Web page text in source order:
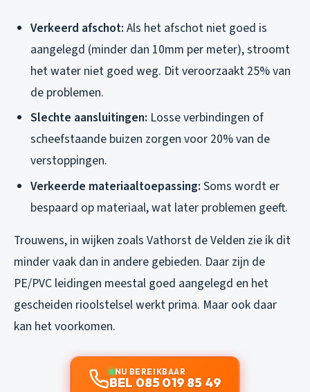
Verkeerd afschot: Als het afschot niet goed is
aangelegd (minder dan 10mm per meter), stroomt
het water niet goed weg. Dit veroorzaakt 25% van
de problemen.
Slechte aansluitingen: Losse verbindingen of
scheefstaande buizen zorgen voor 20% van de
verstoppingen.
Verkeerde materiaaltoepassing: Soms wordt er
bespaard op materiaal, wat later problemen geeft.
Trouwens, in wijken zoals Vathorst de Velden zie ik dit
minder vaak dan in andere gebieden. Daar zijn de
PE/PVC leidingen meestal goed aangelegd en het
gescheiden rioolstelsel werkt prima. Maar ook daar
kan het voorkomen.
NU BEREIKBAAR
BEL 085 019 85 49